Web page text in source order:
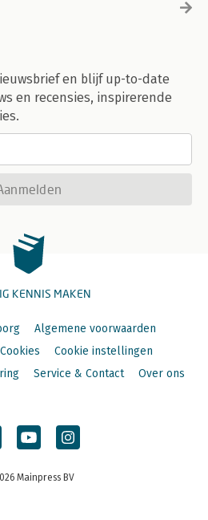
en blijf up-to-date
en recensies, inspirerende
KENNIS MAKEN
Algemene voorwaarden
Cookies
Cookie instellingen
Service & Contact Over ons
Mainpress BV